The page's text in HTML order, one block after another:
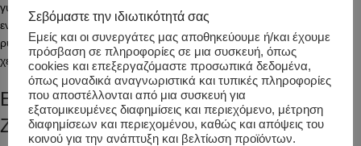
γυρίζει τις κάρτες προς τα κάτω και, στη συνέχεια, προσπαθεί να
εντοπίσει τα σωστά ταίρια. Η διαδικασία ενισχύει τη μνήμη και δίνει
ρυθμό στο παιχνίδι. Ακόμη, το μικρό μέγεθος βοηθά το παιδί να
χειριστεί εύκολα κάθε κάρτα.
Εκπαιδευτικό Παιχνίδι με Κάρτες
Ζούγκλας
Σεβόμαστε την ιδιωτικότητά σας
Εμείς και οι συνεργάτες μας αποθηκεύουμε ή/και έχουμε
πρόσβαση σε πληροφορίες σε μια συσκευή, όπως
cookies και επεξεργαζόμαστε προσωπικά δεδομένα,
όπως μοναδικά αναγνωριστικά και τυπικές πληροφορίες
που αποστέλλονται από μια συσκευή για
εξατομικευμένες διαφημίσεις και περιεχόμενο, μέτρηση
διαφημίσεων και περιεχομένου, καθώς και απόψεις του
κοινού για την ανάπτυξη και βελτίωση προϊόντων.